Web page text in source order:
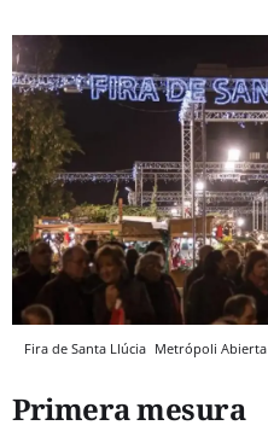
Fira de Santa Llúcia Metrópoli Abierta
Primera mesura